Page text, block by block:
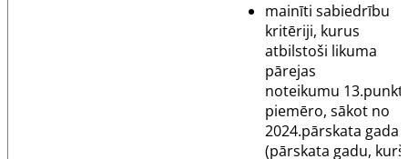
mainīti sabiedrību
kritēriji, kurus
atbilstoši likuma
pārejas
noteikumu
piemēro, sākot no
2024.pārskata gada
(pārskata gadu, kurš